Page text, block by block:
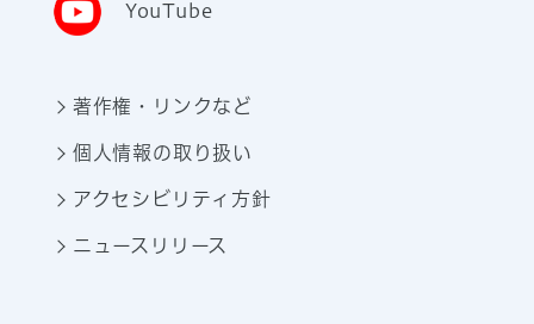
YouTube
著作権・リンクなど
個人情報の取り扱い
アクセシビリティ方針
ニュースリリース